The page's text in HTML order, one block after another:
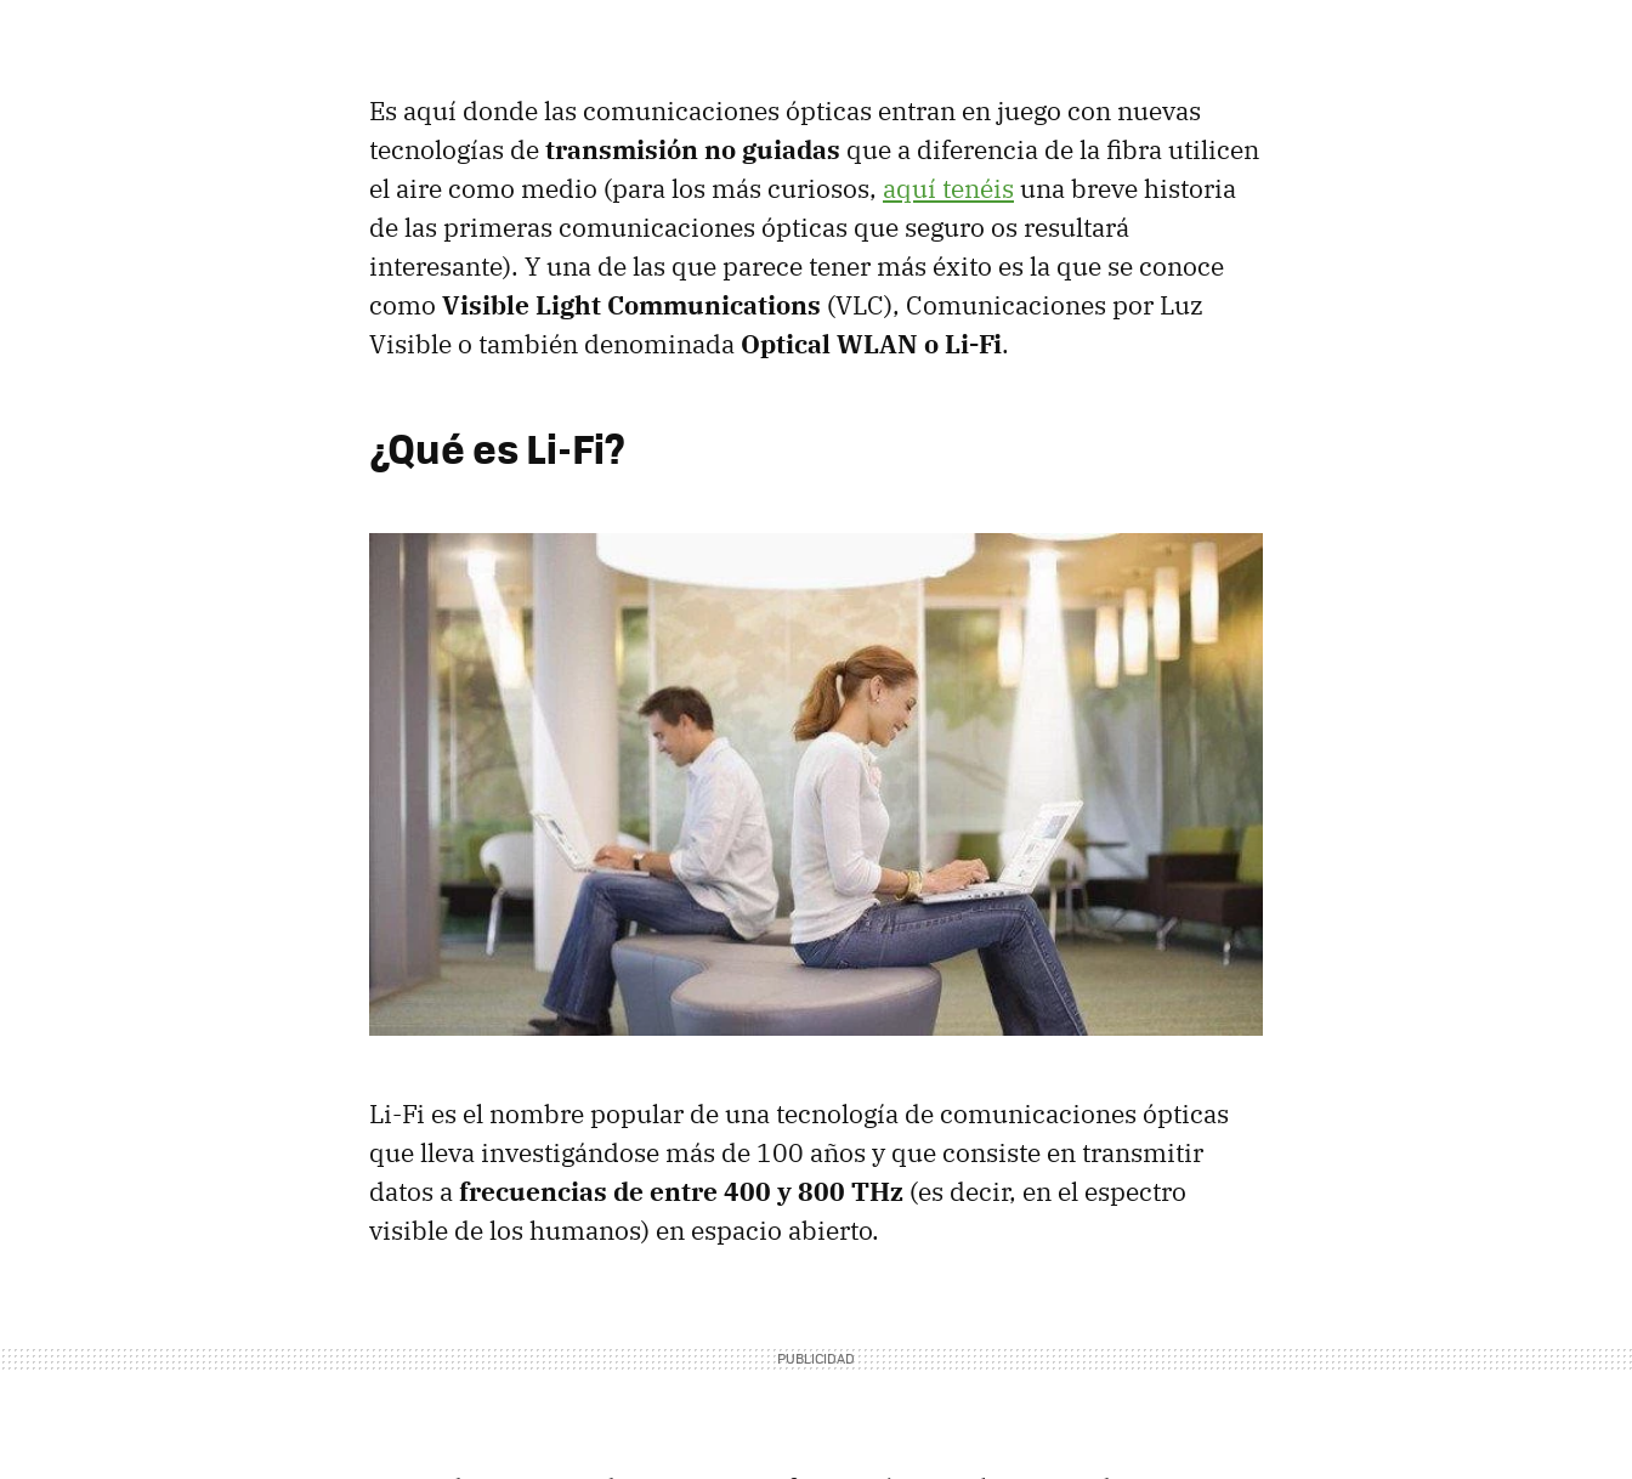
Es aquí donde las comunicaciones ópticas entran en juego con nuevas
tecnologías detransmisión no guiadas que a diferencia de la fibra utilicen
el aire como medio (para los más curiosos, aquí tenéis una breve historia
de las primeras comunicaciones ópticas que seguro os resultará
interesante). Y una de las que parece tener más éxito es la que se conoce
como Visible Light Communications (VLC), Comunicaciones por Luz
Visible o también denominada Optical WLAN o Li-Fi.
¿Qué es Li-Fi?
Li-Fi es el nombre popular de una tecnología de comunicaciones ópticas
que lleva investigándose más de 100 años y que consiste en transmitir
datos afrecuencias de entre 400 y 800 THz (es decir, en el espectro
visible de los humanos) en espacio abierto.